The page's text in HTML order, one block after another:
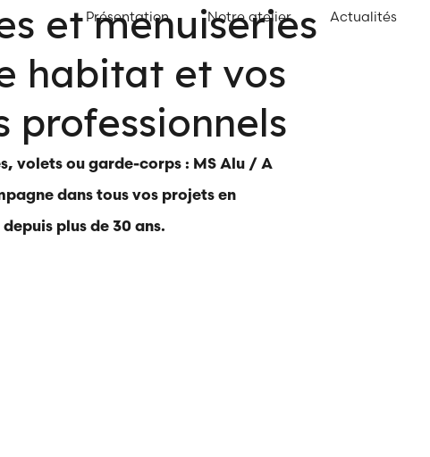
Présentation Notre atelier Actualités
et menuiseries
habitat et vos
professionnels
volets ou garde-corps : MS Alu / A
dans tous vos projets en
plus de 30 ans.